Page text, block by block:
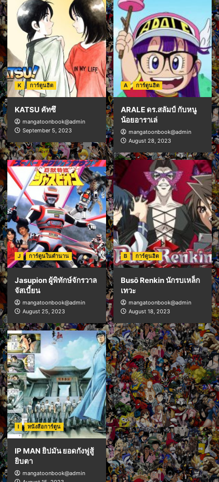
K การ์ตูนฮิต
KATSU คัทซึ
mangatoonbook@admin
September 5, 2023
A การ์ตูนฮิต
ARALE ดร.สลัมป์ กับหนู
น้อยอาราเล่
mangatoonbook@admin
August 28, 2023
J การ์ตูนในตำนาน
Jasupion ผู้พิทักษ์จักรวาล
จัสเบี้ยน
mangatoonbook@admin
August 25, 2023
B การ์ตูนฮิต
Busō Renkin นักรบเหล็ก
เทวะ
mangatoonbook@admin
August 18, 2023
I หนังสือการ์ตูน
IP MAN ยิปมัน ยอดกังฟูสู้
ยิบตา
mangatoonbook@admin